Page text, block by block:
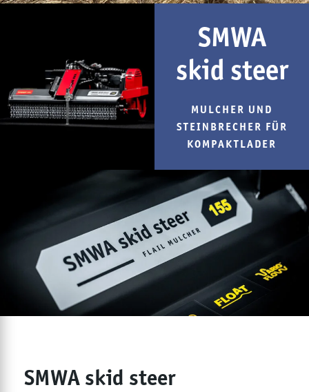
SMWA
skid steer
MULCHER UND
STEINBRECHER FÜR
KOMPAKTLADER
SMWA skid steer